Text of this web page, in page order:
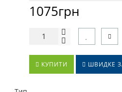
1075грн
КУПИТИ ШВИДКЕ